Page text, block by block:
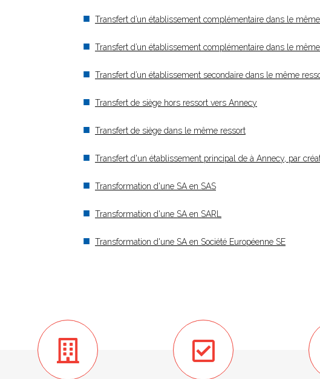
Transfert d’un établissement complémentaire dans le
Transfert d’un établissement complémentaire dans le
Transfert d’un établissement secondaire dans le même
Transfert de siège hors ressort vers Annecy
Transfert de siège dans le même ressort
Transfert d'un établissement principal de à Annecy, par
Transformation d'une SA en SAS
Transformation d'une SA en SARL
Transformation d'une SA en Société Européenne SE